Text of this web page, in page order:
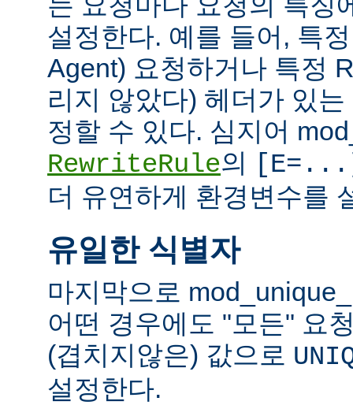
설정한다. 예를 들어, 특
Agent) 요청하거나 특정
리지 않았다) 헤더가 있
정할 수 있다. 심지어
RewriteRule의
더 유연하게 환경변수를
유일한 식별자
마지막으로
어떤 경우에도 "모든" 요
(겹치지않은) 값으로
설정한다.